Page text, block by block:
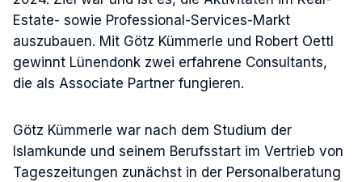
Estate- sowie Professional-Services-Markt
auszubauen. Mit Götz Kümmerle und Robert Oettl
gewinnt Lünendonk zwei erfahrene Consultants,
die als Associate Partner fungieren.
Götz Kümmerle war nach dem Studium der
Islamkunde und seinem Berufsstart im Vertrieb von
Tageszeitungen zunächst in der Personalberatung